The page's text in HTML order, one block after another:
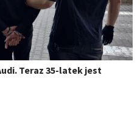
Teraz 35-latek jest